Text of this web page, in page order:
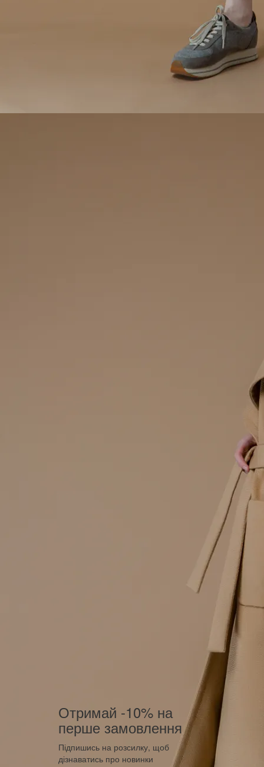
Отримай -10% на
перше замовлення
Підпишись на розсилку, щоб
дізнаватись про новинки